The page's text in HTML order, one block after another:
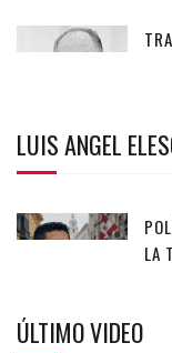
LUIS ANGEL
LA
ÚLTIMO VIDEO